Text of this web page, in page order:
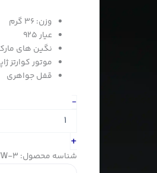
وزن: ۳۶ گرم
عیار 925
نگین های
موتور کوارتز
قفل جواهری
-
نقره
کد
+
شناسه محصول: 3